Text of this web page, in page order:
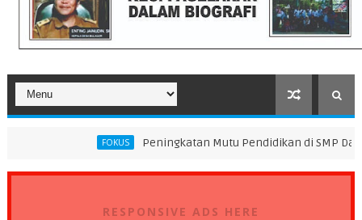
Peningkatan Mutu Pendidikan di SMP Darus Syifa
RESPONSIVE ADS HERE